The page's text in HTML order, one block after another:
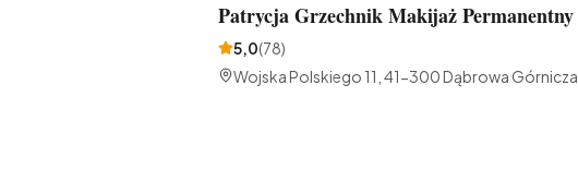
Patrycja Grzechnik Makijaż Permanentny
5,0(78)
Wojska Polskiego 11, 41-300 Dąbrowa Górnicza,